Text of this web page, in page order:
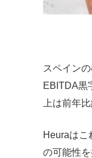
スペイン
EBITDA黒
上は前年
Heuraはこ
の可能性